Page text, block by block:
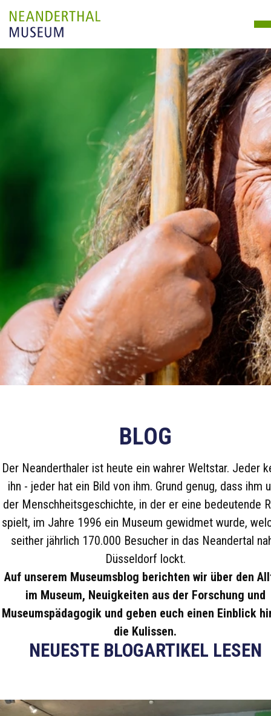
BLOG
Der Neanderthaler ist heute ein wahrer Weltstar. Jeder
ihn - jeder hat ein Bild von ihm. Grund genug, dass ihm
der Menschheitsgeschichte, in der er eine bedeutende
spielt, im Jahre 1996 ein Museum gewidmet wurde,
seither jährlich 170.000 Besucher in das Neandertal
Düsseldorf lockt.
Auf unserem Museumsblog berichten wir über den
im Museum, Neuigkeiten aus der Forschung und
Museumspädagogik und geben euch einen Einblick
die Kulissen.
NEUESTE BLOGARTIKEL LESEN